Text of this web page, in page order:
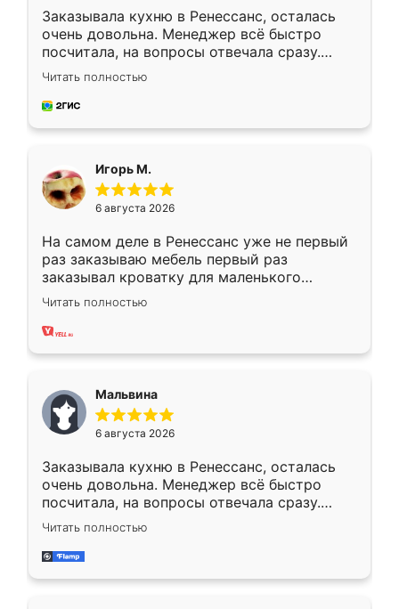
Заказывала кухню в Ренессанс, осталась
очень довольна. Менеджер всё быстро
посчитала, на вопросы отвечала сразу.
Замерщик приехал в субботу, подошёл к
делу со всей ответственностью. Собрали
за день, ребята работали аккуратно, даже
Читать полностью
Игорь М.
6 августа 2026
На самом деле в Ренессанс уже не первый
раз заказываю мебель первый раз
заказывал кроватку для маленького
ребёнка при его рождении ,во второй раз
заказал шкаф-купе. По качеству очень
хорошее сборка достаточно быстрая,
меньше, здесь же он более разнообразный.
Мне нравится ,если что-то потребуется из
мебели буду заказывать только здесь.
Читать полностью
Мальвина
6 августа 2026
Заказывала кухню в Ренессанс, осталась
очень довольна. Менеджер всё быстро
посчитала, на вопросы отвечала сразу.
Замерщик приехал в субботу, подошёл к
делу со всей ответственностью. Собрали
за день, ребята работали аккуратно, даже
Читать полностью